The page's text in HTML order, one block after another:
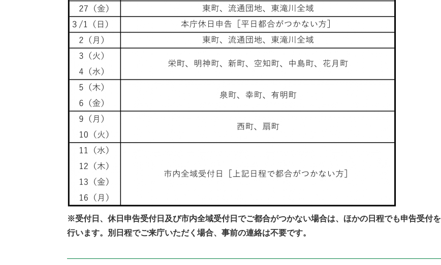
※受付日、休日申告受付日及び市内全域受付日でご都合がつかない場合は、ほかの日程でも申告受付を
行います。別日程でご来庁いただく場合、事前の連絡は不要です。